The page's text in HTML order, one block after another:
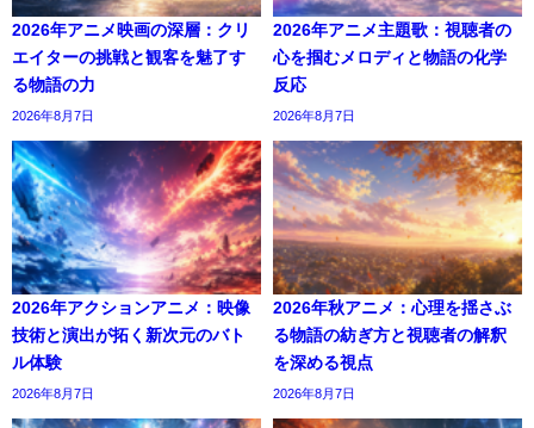
2026年アニメ映画の深層：クリ
エイターの挑戦と観客を魅了す
る物語の力
2026年8月7日
2026年アニメ主題歌：視聴者の
心を掴むメロディと物語の化学
反応
2026年8月7日
2026年アクションアニメ：映像
技術と演出が拓く新次元のバト
ル体験
2026年8月7日
2026年秋アニメ：心理を揺さぶ
る物語の紡ぎ方と視聴者の解釈
を深める視点
2026年8月7日